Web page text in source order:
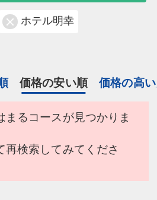
ホテル明幸
価格の安い順 価格の高
まるコースが見つかりま
再検索してみてくださ